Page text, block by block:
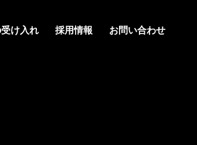
け入れ 採用情報 お問い合わせ